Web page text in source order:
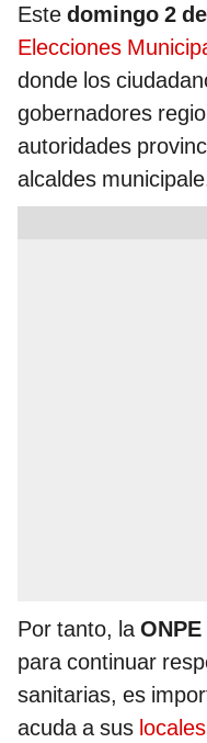
Este domingo 2
Elecciones
donde los
gobernadores
autoridades
alcaldes
Por tanto, laONPE
para continuar
sanitarias, es
acuda a sus